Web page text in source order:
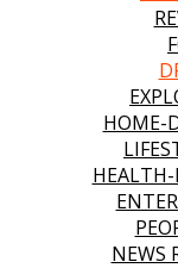
HOME-
NEWS